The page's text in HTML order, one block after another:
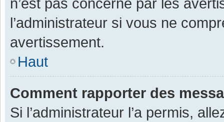
l’administrateur si vous ne
avertissement.
Haut
Comment rapporter des
Si l’administrateur l’a permis,